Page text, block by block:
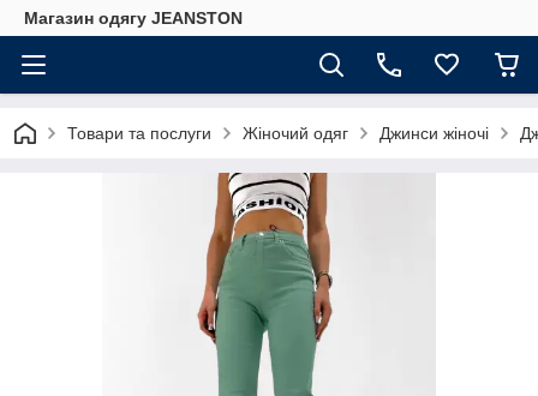
Магазин одягу JEANSTON
Товари та послуги Жіночий одяг Джинси жіночі